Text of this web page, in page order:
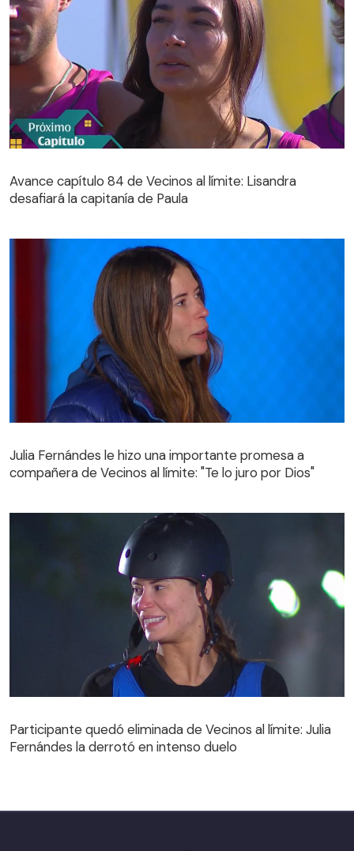
desafiará la capitanía de Paula
Avance capítulo 84 de Vecinos al límite: Lisandra
desafiará la capitanía de Paula
compañera de Vecinos al límite: "Te lo juro por Dios"
Julia Fernándes le hizo una importante promesa a
compañera de Vecinos al límite: "Te lo juro por Dios"
Fernándes la derrotó en intenso duelo
Participante quedó eliminada de Vecinos al límite: Julia
Fernándes la derrotó en intenso duelo